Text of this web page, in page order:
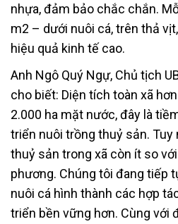
nhựa, đảm bảo chắc chắn.
m2 – dưới nuôi cá, trên thả
hiệu quả kinh tế cao.
Anh Ngô Quý Ngự, Chủ tịch
cho biết: Diện tích toàn xã
2.000 ha mặt nước, đây là
triển nuôi trồng thuỷ sản. Tuy
thuỷ sản trong xã còn ít so
phương. Chúng tôi đang tiếp
nuôi cá hình thành các hợp
triển bền vững hơn. Cùng với